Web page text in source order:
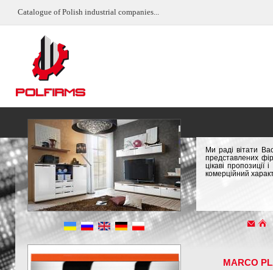
Catalogue of Polish industrial companies...
Ми раді вітати
представлених
цікаві
комерційний
MARCO